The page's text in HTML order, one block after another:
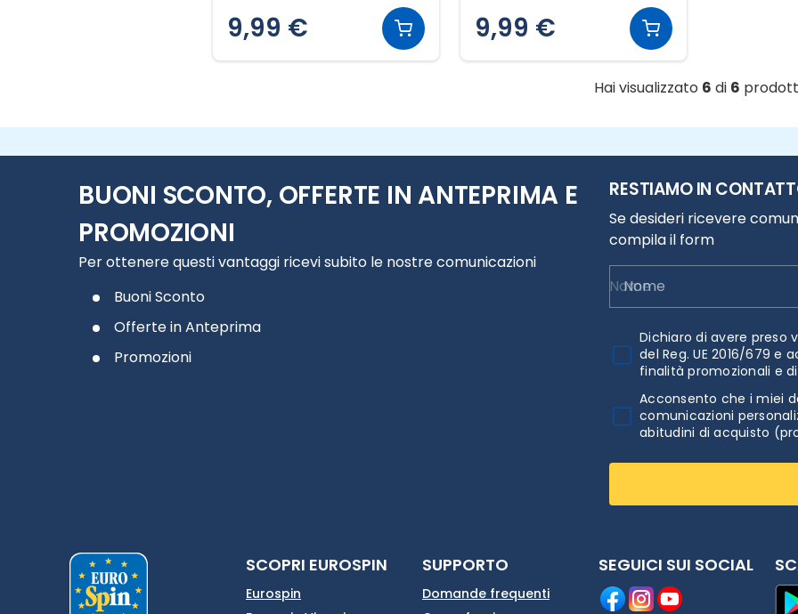
9,99 € 9,99 €
Hai visualizzato 6 di 6
BUONI SCONTO, OFFERTE IN ANTEPRIMA E
PROMOZIONI
Per ottenere questi vantaggi ricevi subito le nostre comunicazioni
Buoni Sconto
Offerte in Anteprima
Promozioni
RESTIAMO IN
Se desideri ricevere
compila il form
Nome
Dichiaro di avere preso
del Reg. UE 2016/679
finalità promozionali e
Acconsento che i miei
comunicazioni
abitudini di acquisto
SCOPRI EUROSPIN
Eurospin
SUPPORTO
Domande frequenti
SEGUICI SUI SOCIAL